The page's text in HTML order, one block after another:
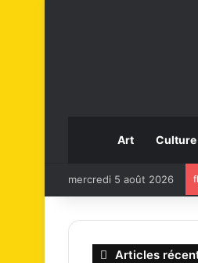
Art Culture
mercredi 5 août 2026
Articles